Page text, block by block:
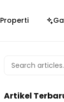
Properti
Search
Artikel